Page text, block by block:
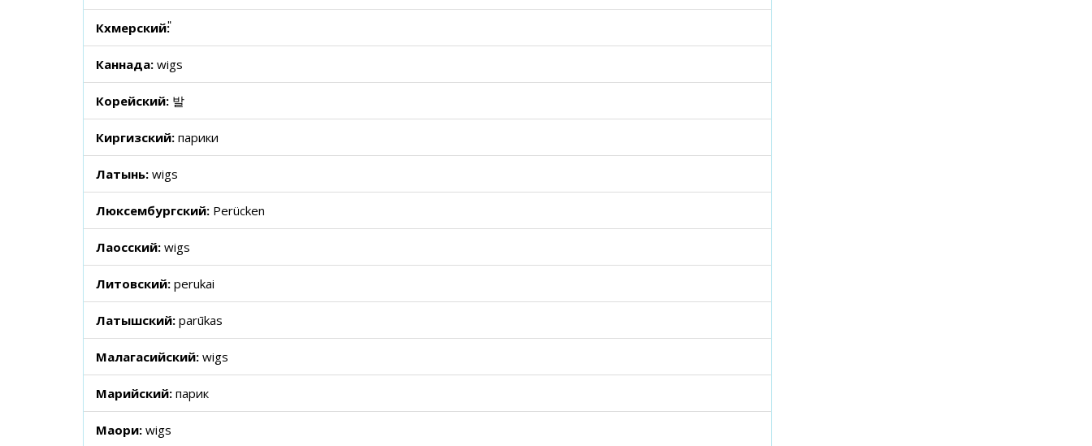
Кхмерский:
Каннада: wigs
Корейский: 발
Киргизский: парики
Латынь: wigs
Люксембургский: Perücken
Лаосский: wigs
Литовский: perukai
Латышский: parūkas
Малагасийский: wigs
Марийский: парик
Маори: wigs